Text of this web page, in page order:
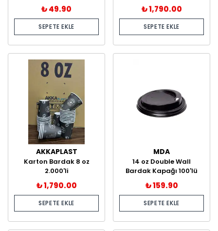
₺ 49.90
SEPETE EKLE
₺ 1,790.00
SEPETE EKLE
AKKAPLAST
Karton Bardak 8 oz
2.000'li
₺ 1,790.00
SEPETE EKLE
MDA
14 oz Double Wall
Bardak Kapağı 100'lü
₺ 159.90
SEPETE EKLE